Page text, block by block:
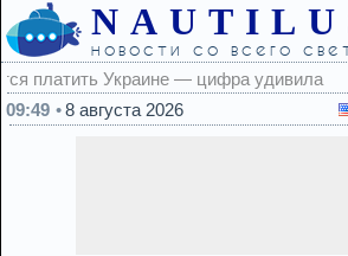
новости со всего
09:49 8 августа 2026